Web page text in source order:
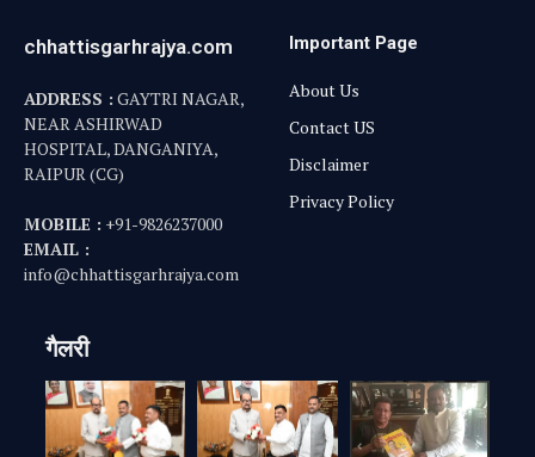
chhattisgarhrajya.com
ADDRESS : GAYTRI NAGAR,
NEAR ASHIRWAD
HOSPITAL, DANGANIYA,
RAIPUR (CG)
MOBILE : +91-9826237000
EMAIL :
info@chhattisgarhrajya.com
Important Page
About Us
Contact US
Disclaimer
Privacy Policy
गैलरी